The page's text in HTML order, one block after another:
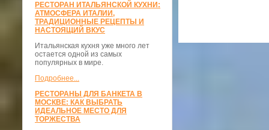
РЕСТОРАН ИТАЛЬЯНСКОЙ КУХНИ:
АТМОСФЕРА ИТАЛИИ,
ТРАДИЦИОННЫЕ РЕЦЕПТЫ И
НАСТОЯЩИЙ ВКУС
Итальянская кухня уже много лет
остается одной из самых
популярных в мире.
Подробнее...
РЕСТОРАНЫ ДЛЯ БАНКЕТА В
МОСКВЕ: КАК ВЫБРАТЬ
ИДЕАЛЬНОЕ МЕСТО ДЛЯ
ТОРЖЕСТВА